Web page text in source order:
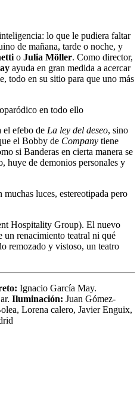
lo que le pudiera faltar
de mañana, tarde o noche, y
o Julia Möller. Como director,
ayuda en gran medida a acercar
todo en su sitio para que uno más
en todo ello
el efebo de La ley del deseo, sino
el Bobby de Company tiene
si Banderas en cierta manera se
huye de demonios personales y
muchas luces, estereotipada pero
Hospitality Group). El nuevo
un renacimiento teatral ni qué
remozado y vistoso, un teatro
Ignacio García May.
Iluminación: Juan Gómez-
Lorena calero, Javier Enguix,